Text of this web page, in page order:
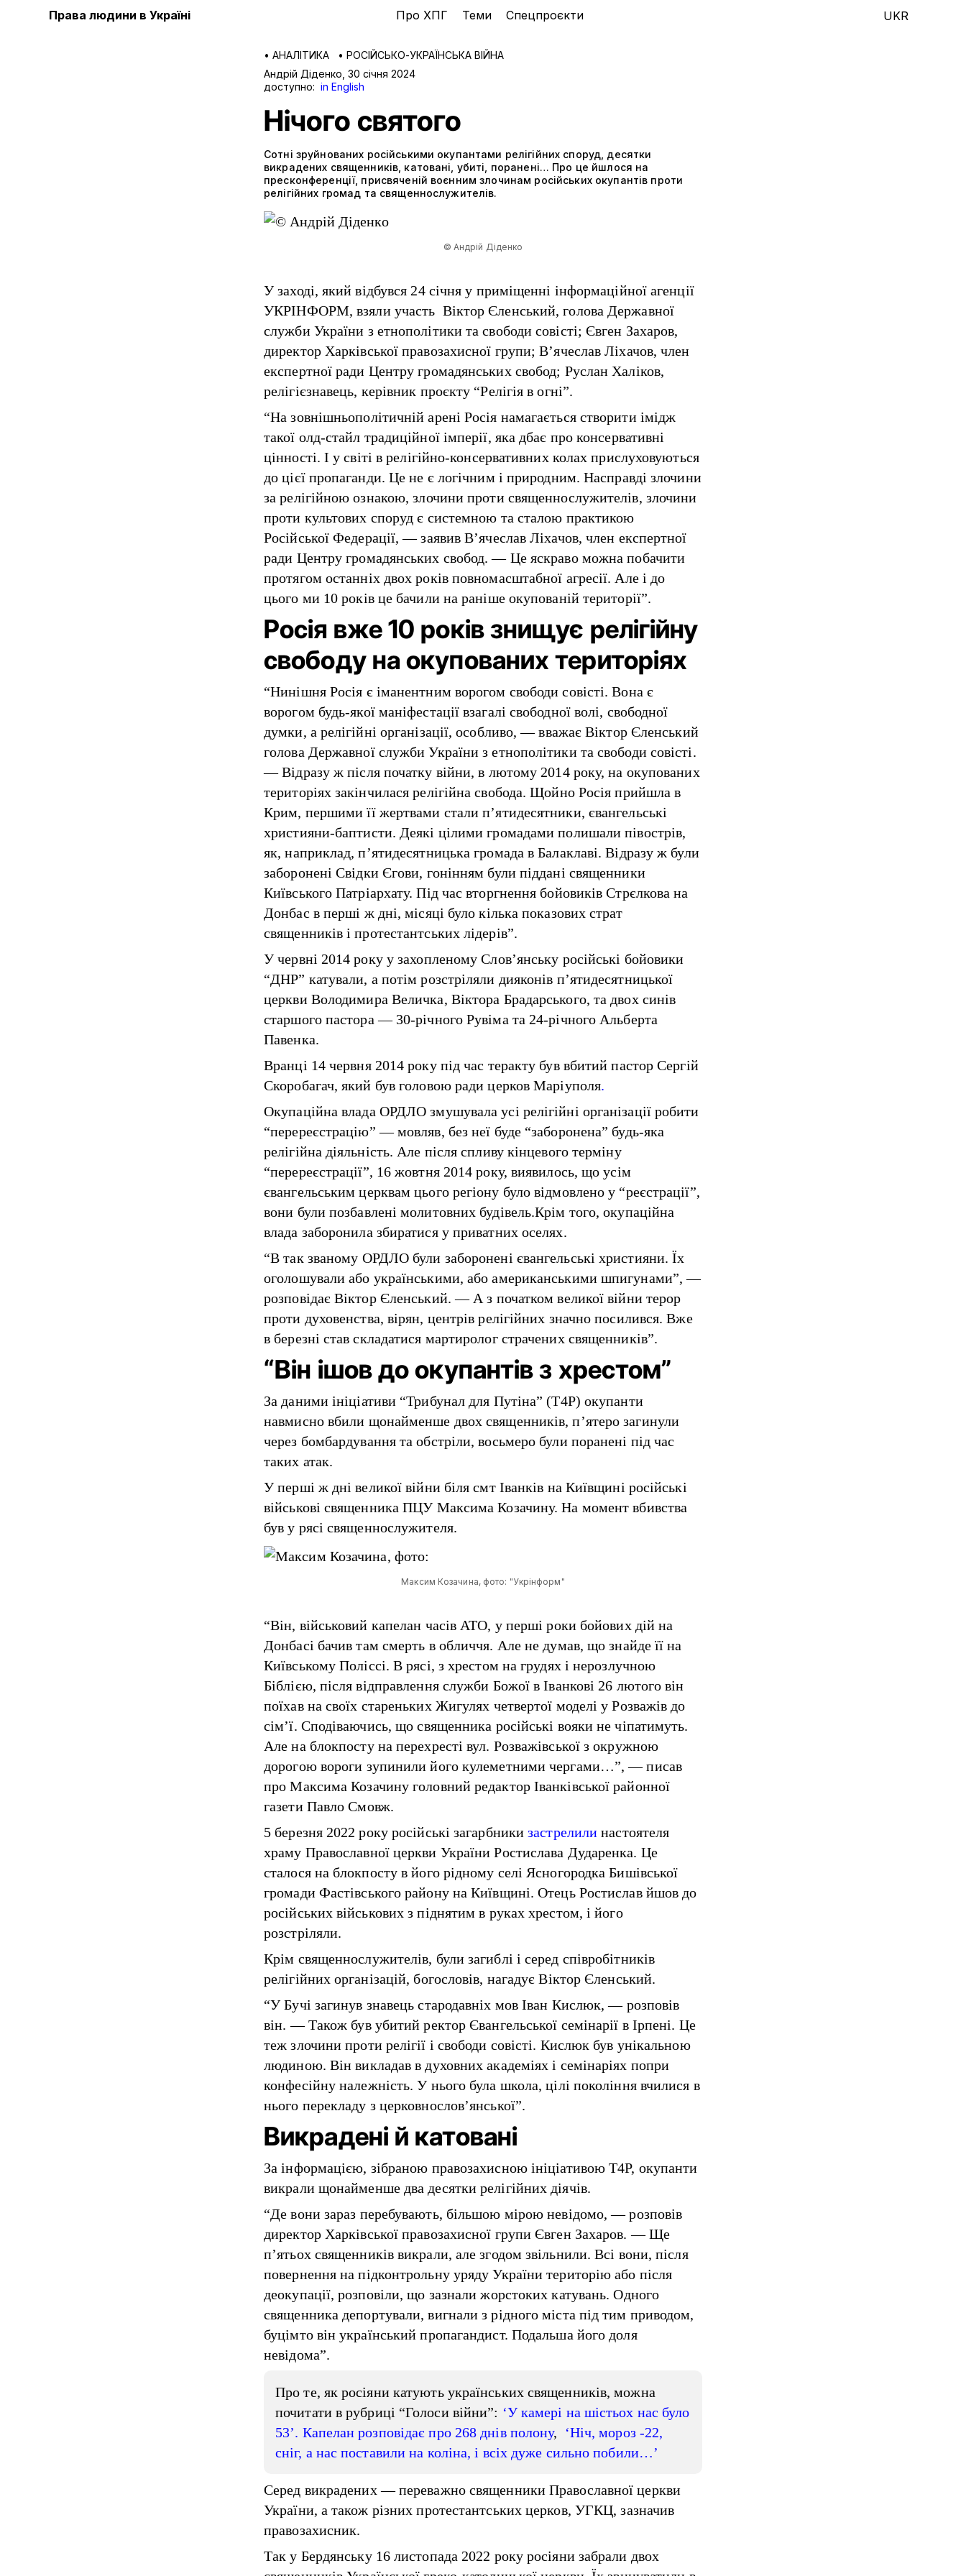
Права людини в Україні Про ХПГ Теми Спецпроєкти UKR
• АНАЛІТИКА • РОСІЙСЬКО-УКРАЇНСЬКА ВІЙНА
Андрій Діденко 30 січня 2024
доступно: in English
Нічого святого
Сотні зруйнованих російськими окупантами релігійних споруд, десятки
викрадених священників, катовані, убиті, поранені… Про це йшлося на
пресконференції, присвяченій воєнним злочинам російських окупантів проти
релігійних громад та священнослужителів.
© Андрій Діденко
У заході, який відбувся 24 січня у приміщенні інформаційної агенції
УКРІНФОРМ, взяли участь Віктор Єленський, голова Державної
служби України з етнополітики та свободи совісті; Євген Захаров,
директор Харківської правозахисної групи; Вʼячеслав Ліхачов, член
експертної ради Центру громадянських свобод; Руслан Халіков,
релігієзнавець, керівник проєкту “Релігія в огні”.
“На зовнішньополітичній арені Росія намагається створити імідж
такої олд-стайл традиційної імперії, яка дбає про консервативні
цінності. І у світі в релігійно-консервативних колах прислуховуються
до цієї пропаганди. Це не є логічним і природним. Насправді злочини
за релігійною ознакою, злочини проти священнослужителів, злочини
проти культових споруд є системною та сталою практикою
Російської Федерації, — заявив Вʼячеслав Ліхачов, член експертної
ради Центру громадянських свобод. — Це яскраво можна побачити
протягом останніх двох років повномасштабної агресії. Але і до
цього ми 10 років це бачили на раніше окупованій території”.
Росія вже 10 років знищує релігійну
свободу на окупованих територіях
“Нинішня Росія є іманентним ворогом свободи совісті. Вона є
ворогом будь-якої маніфестації взагалі свободної волі, свободної
думки, а релігійні організації, особливо, — вважає Віктор Єленський
голова Державної служби України з етнополітики та свободи совісті.
— Відразу ж після початку війни, в лютому 2014 року, на окупованих
територіях закінчилася релігійна свобода. Щойно Росія прийшла в
Крим, першими її жертвами стали п’ятидесятники, євангельські
християни-баптисти. Деякі цілими громадами полишали півострів,
як, наприклад, п’ятидесятницька громада в Балаклаві. Відразу ж були
заборонені Свідки Єгови, гонінням були піддані священники
Київського Патріархату. Під час вторгнення бойовиків Стрєлкова на
Донбас в перші ж дні, місяці було кілька показових страт
священників і протестантських лідерів”.
У червні 2014 року у захопленому Слов’янську російські бойовики
“ДНР” катували, а потім розстріляли дияконів п’ятидесятницької
церкви Володимира Величка, Віктора Брадарського, та двох синів
старшого пастора — 30-річного Рувіма та 24-річного Альберта
Павенка.
Вранці 14 червня 2014 року під час теракту був вбитий пастор Сергій
Скоробагач, який був головою ради церков Маріуполя.
Окупаційна влада ОРДЛО змушувала усі релігійні організації робити
“перереєстрацію” — мовляв, без неї буде “заборонена” будь-яка
релігійна діяльність. Але після спливу кінцевого терміну
“перереєстрації”, 16 жовтня 2014 року, виявилось, що усім
євангельським церквам цього регіону було відмовлено у “реєстрації”,
вони були позбавлені молитовних будівель.Крім того, окупаційна
влада заборонила збиратися у приватних оселях.
“В так званому ОРДЛО були заборонені євангельські християни. Їх
оголошували або українськими, або американськими шпигунами”, —
розповідає Віктор Єленський. — А з початком великої війни терор
проти духовенства, вірян, центрів релігійних значно посилився. Вже
в березні став складатися мартиролог страчених священників”.
“Він ішов до окупантів з хрестом”
За даними ініціативи “Трибунал для Путіна” (T4P) окупанти
навмисно вбили щонайменше двох священників, п’ятеро загинули
через бомбардування та обстріли, восьмеро були поранені під час
таких атак.
У перші ж дні великої війни біля смт Іванків на Київщині російські
військові священника ПЦУ Максима Козачину. На момент вбивства
був у рясі священнослужителя.
Максим Козачина, фото: "Укрінформ"
“Він, військовий капелан часів АТО, у перші роки бойових дій на
Донбасі бачив там смерть в обличчя. Але не думав, що знайде її на
Київському Поліссі. В рясі, з хрестом на грудях і нерозлучною
Біблією, після відправлення служби Божої в Іванкові 26 лютого він
поїхав на своїх стареньких Жигулях четвертої моделі у Розважів до
сім’ї. Сподіваючись, що священника російські вояки не чіпатимуть.
Але на блокпосту на перехресті вул. Розважівської з окружною
дорогою вороги зупинили його кулеметними чергами…”, — писав
про Максима Козачину головний редактор Іванківської районної
газети Павло Смовж.
5 березня 2022 року російські загарбникизастрелили настоятеля
храму Православної церкви України Ростислава Дударенка. Це
сталося на блокпосту в його рідному селі Ясногородка Бишівської
громади Фастівського району на Київщині. Отець Ростислав йшов до
російських військових з піднятим в руках хрестом, і його
розстріляли.
Крім священнослужителів, були загиблі і серед співробітників
релігійних організацій, богословів, нагадує Віктор Єленський.
“У Бучі загинув знавець стародавніх мов Іван Кислюк, — розповів
він. — Також був убитий ректор Євангельської семінарії в Ірпені. Це
теж злочини проти релігії і свободи совісті. Кислюк був унікальною
людиною. Він викладав в духовних академіях і семінаріях попри
конфесійну належність. У нього була школа, цілі покоління вчилися в
нього перекладу з церковнослов’янської”.
Викрадені й катовані
За інформацією, зібраною правозахисною ініціативою T4P, окупанти
викрали щонайменше два десятки релігійних діячів.
“Де вони зараз перебувають, більшою мірою невідомо, — розповів
директор Харківської правозахисної групи Євген Захаров. — Ще
п’ятьох священників викрали, але згодом звільнили. Всі вони, після
повернення на підконтрольну уряду України територію або після
деокупації, розповіли, що зазнали жорстоких катувань. Одного
священника депортували, вигнали з рідного міста під тим приводом,
буцімто він український пропагандист. Подальша його доля
невідома”.
Про те, як росіяни катують українських священників, можна
почитати в рубриці “Голоси війни”: ‘У камері на шістьох нас було
53’. Капелан розповідає про 268 днів полону,
‘Ніч, мороз -22,
сніг, а нас поставили на коліна, і всіх дуже сильно побили…’
Серед викрадених — переважно священники Православної церкви
України, а також різних протестантських церков, УГКЦ, зазначив
правозахисник.
Так у Бердянську 16 листопада 2022 року росіяни забрали двох